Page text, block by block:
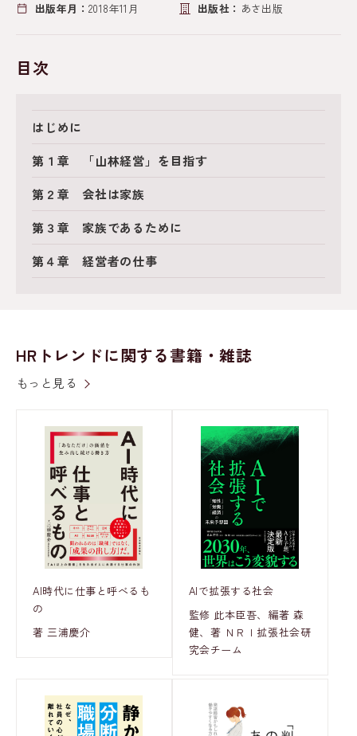
出版年月： 2018年11月 出版社： あさ出版
目次
はじめに
第１章 「山林経営」を目指す
第２章 会社は家族
第３章 家族であるために
第４章 経営者の仕事
HRトレンドに関する書籍・雑誌
もっと見る
AI時代に仕事と呼べるも
の
著 三浦慶介
AIで拡張する社会
監修 此本臣吾、編著 森
健、著 ＮＲＩ拡張社会研
究会チーム